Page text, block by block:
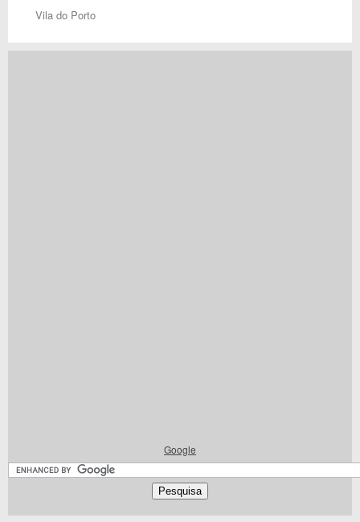
Vila do Porto
Google